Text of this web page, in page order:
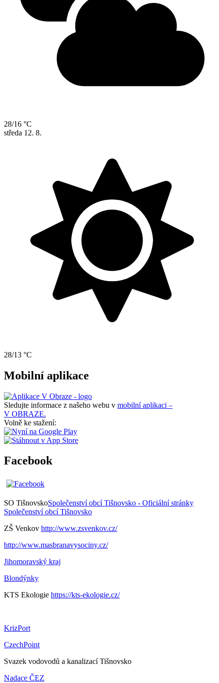
28/16 °C
středa 12. 8.
28/13 °C
Mobilní aplikace
Sledujte informace z našeho webu v mobilní aplikaci –
V OBRAZE.
Volně ke stažení:
Facebook
SO TišnovskoSpolečenství obcí Tišnovsko - Oficiální stránky
Společenství obcí Tišnovsko
ZŠ Venkov http://www.zsvenkov.cz/
http://www.masbranavysociny.cz/
Jihomoravský kraj
Blondýnky
KTS Ekologie https://kts-ekologie.cz/
KrizPort
CzechPoint
Svazek vodovodů a kanalizací Tišnovsko
Nadace ČEZ